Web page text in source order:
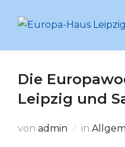
Inhalt
Die
Leipzig und
von admin in